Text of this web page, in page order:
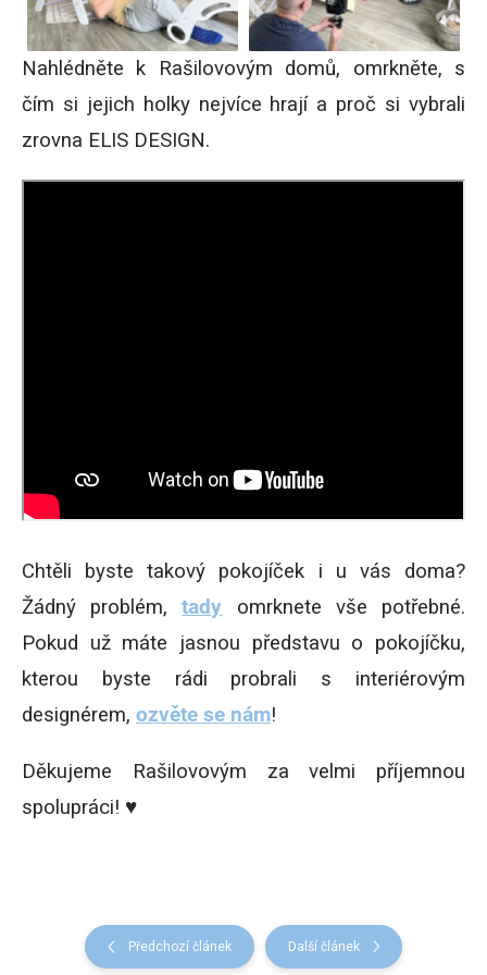
Nahlédněte k Rašilovovým domů, omrkněte, s
čím si jejich holky nejvíce hrají a proč si vybrali
zrovna ELIS DESIGN.
Chtěli byste takový pokojíček i u vás doma?
Žádný problém,tady omrknete vše potřebné.
Pokud už máte jasnou představu o pokojíčku,
kterou byste rádi probrali s interiérovým
designérem, ozvěte se nám!
Děkujeme Rašilovovým za velmi příjemnou
spolupráci! ♥
Předchozí článek Další článek